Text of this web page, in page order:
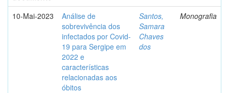
10-Mai-2023
Análise de
sobrevivência dos
infectados por Covid-
19 para Sergipe em
2022 e
características
relacionadas aos
óbitos
Santos,
Samara
Chaves
dos
Monografia